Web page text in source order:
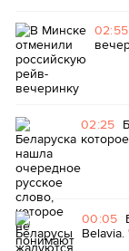
02:55
02:25
00:05